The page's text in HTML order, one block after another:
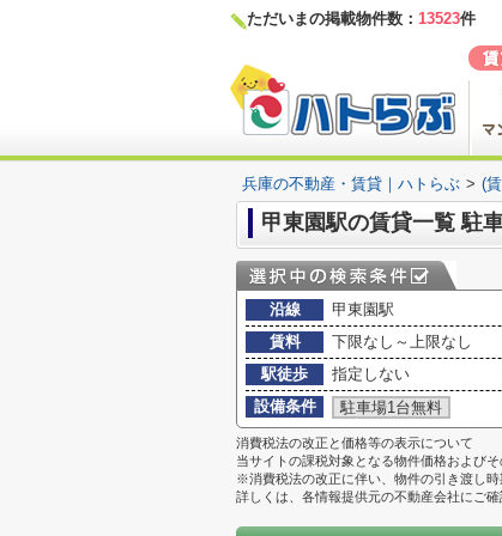
ただいまの掲載物件数： 13523件
兵庫の不動産・賃貸｜ハトらぶ > (
甲東園駅の賃貸一覧 駐
沿線
甲東園駅
賃料
下限なし～上限なし
駅徒歩
指定しない
設備条件
駐車場1台無料
消費税法の改正と価格等の表示について
当サイトの課税対象となる物件価格および
※消費税法の改正に伴い、物件の引き渡し時
詳しくは、各情報提供元の不動産会社にご